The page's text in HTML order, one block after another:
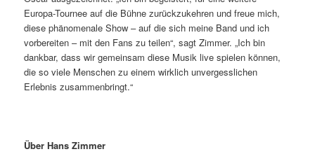
Europa-Tournee auf die Bühne zurückzukehren und freue mich,
diese phänomenale Show – auf die sich meine Band und ich
vorbereiten – mit den Fans zu teilen“, sagt Zimmer. „Ich bin
dankbar, dass wir gemeinsam diese Musik live spielen können,
die so viele Menschen zu einem wirklich unvergesslichen
Erlebnis zusammenbringt.“
Über Hans Zimmer